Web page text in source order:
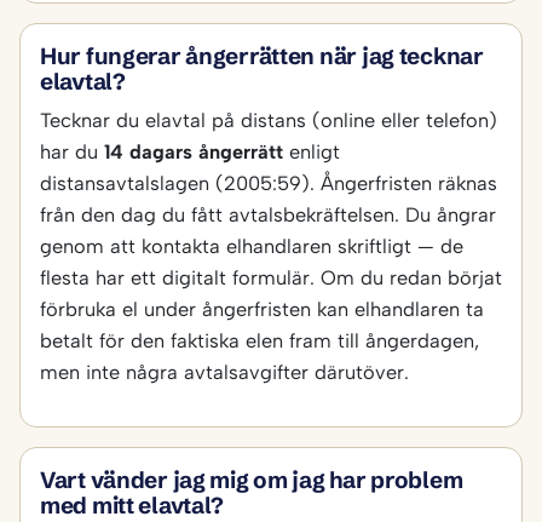
Hur fungerar ångerrätten när jag tecknar
elavtal?
Tecknar du elavtal på distans (online eller telefon)
har du 14 dagars ångerrätt enligt
distansavtalslagen (2005:59). Ångerfristen räknas
från den dag du fått avtalsbekräftelsen. Du ångrar
genom att kontakta elhandlaren skriftligt — de
flesta har ett digitalt formulär. Om du redan börjat
förbruka el under ångerfristen kan elhandlaren ta
betalt för den faktiska elen fram till ångerdagen,
men inte några avtalsavgifter därutöver.
Vart vänder jag mig om jag har problem
med mitt elavtal?